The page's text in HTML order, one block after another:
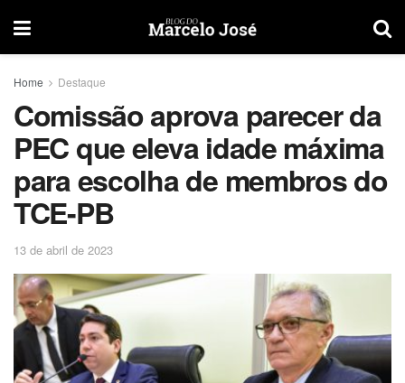
Home Destaque
Comissão aprova parecer da
PEC que eleva idade máxima
para escolha de membros do
TCE-PB
13 de abril de 2023